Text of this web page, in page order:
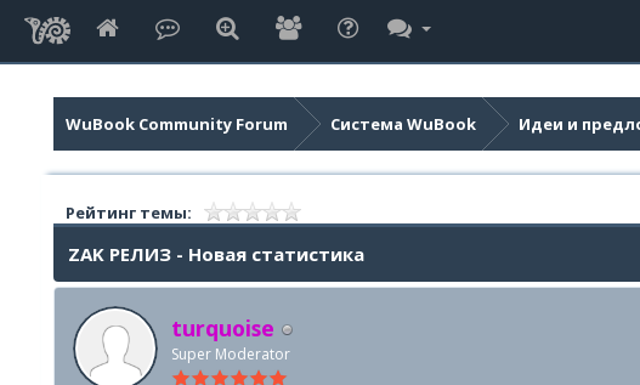
WuBook Community Forum Система WuBook Идеи и
Рейтинг темы:
ZAK РЕЛИЗ - Новая статистика
turquoise
Super Moderator